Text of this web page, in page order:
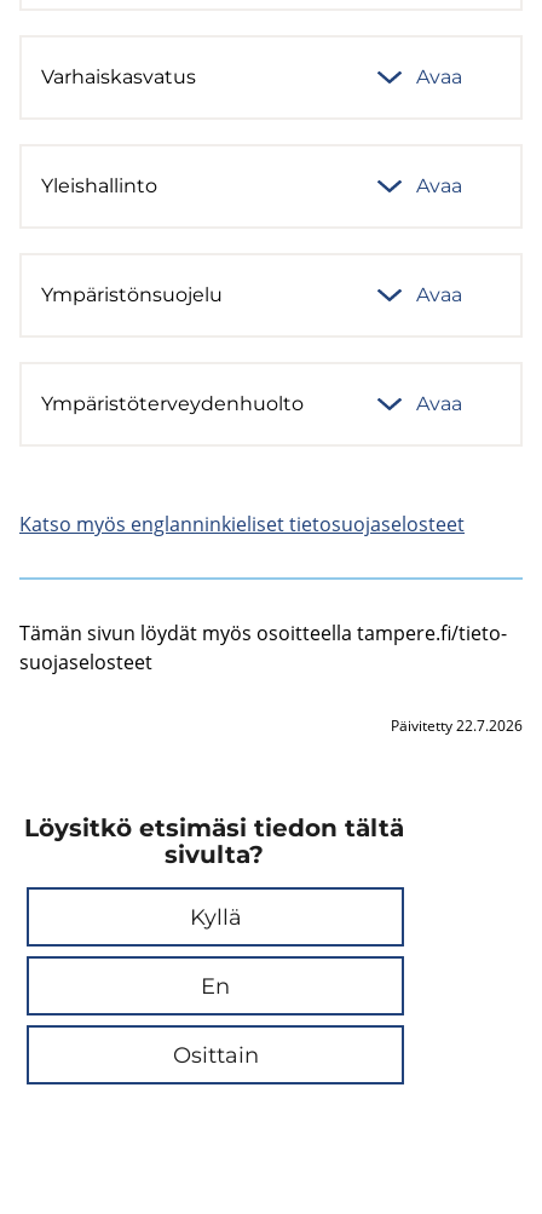
Var­hais­kas­va­tus Avaa
Yleis­hal­lin­to Avaa
Ym­pä­ris­tön­suo­je­lu Avaa
Ym­pä­ris­tö­ter­vey­den­huol­to Avaa
Katso myös englan­nin­kie­li­set tie­to­suo­ja­se­los­teet
Tämän sivun löy­dät myös osoit­teel­la tam­pe­re.fi/tie­to­
suo­ja­se­los­teet
Päivitetty 22.7.2026
Löysitkö etsimäsi tiedon tältä
sivulta?
Kyllä
En
Osittain